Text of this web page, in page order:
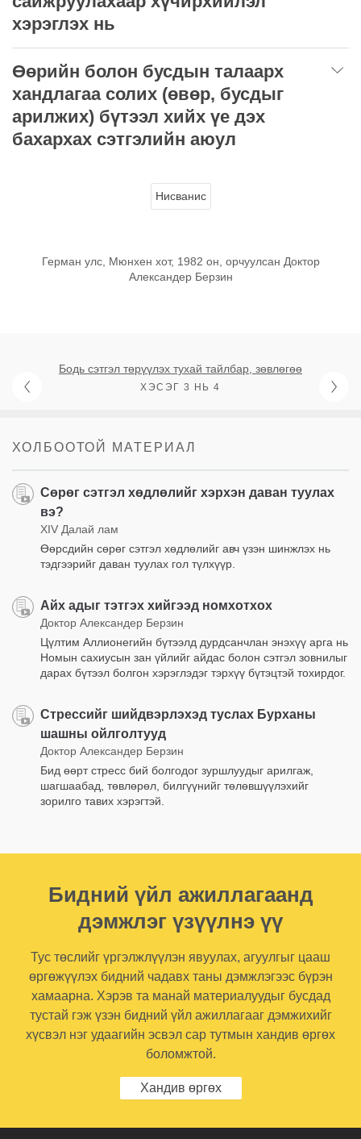
хэрэглэх нь
Өөрийн болон бусдын талаарх
хандлагаа солих (өвөр, бусдыг
арилжих) бүтээл хийх үе дэх
бахархах сэтгэлийн аюул
Нисванис
Герман улс, Мюнхен хот, 1982 он, орчуулсан Доктор
Александер Берзин
Бодь сэтгэл төрүүлэх тухай тайлбар, зөвлөгөө
ХЭСЭГ 3 НЬ 4
ХОЛБООТОЙ МАТЕРИАЛ
Сөрөг сэтгэл хөдлөлийг хэрхэн даван туулах
вэ?
XIV Далай лам
Өөрсдийн сөрөг сэтгэл хөдлөлийг авч үзэн шинжлэх нь
тэдгээрийг даван туулах гол түлхүүр.
Айх адыг тэтгэх хийгээд номхотхох
Доктор Александер Берзин
Цүлтим Аллионегийн бүтээлд дурдсанчлан энэхүү арга нь
Номын сахиусын зан үйлийг айдас болон сэтгэл зовнилыг
дарах бүтээл болгон хэрэглэдэг тэрхүү бүтэцтэй тохирдог.
Стрессийг шийдвэрлэхэд туслах Бурханы
шашны ойлголтууд
Доктор Александер Берзин
Бид өөрт стресс бий болгодог зуршлуудыг арилгаж,
шагшаабад, төвлөрөл, билгүүнийг төлөвшүүлэхийг
зорилго тавих хэрэгтэй.
Бидний үйл ажиллагаанд
дэмжлэг үзүүлнэ үү
Тус төслийг үргэлжлүүлэн явуулах, агуулгыг цааш
өргөжүүлэх бидний чадавх таны дэмжлэгээс бүрэн
хамаарна. Хэрэв та манай материалуудыг бусдад
тустай гэж үзэн бидний үйл ажиллагааг дэмжихийг
хүсвэл нэг удаагийн эсвэл сар тутмын хандив өргөх
боломжтой.
Хандив өргөх